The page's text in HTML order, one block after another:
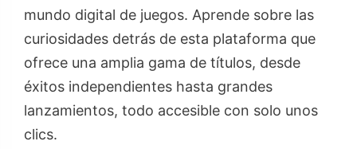
mundo digital de juegos. Aprende sobre las
curiosidades detrás de esta plataforma que
ofrece una amplia gama de títulos, desde
éxitos independientes hasta grandes
lanzamientos, todo accesible con solo unos
clics.